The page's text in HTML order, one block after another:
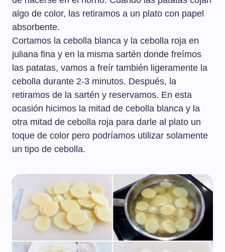
algo de color, las retiramos a un plato con papel
absorbente.
Cortamos la cebolla blanca y la cebolla roja en
juliana fina y en la misma sartén donde freímos
las patatas, vamos a freír también ligeramente la
cebolla durante 2-3 minutos. Después, la
retiramos de la sartén y reservamos. En esta
ocasión hicimos la mitad de cebolla blanca y la
otra mitad de cebolla roja para darle al plato un
toque de color pero podríamos utilizar solamente
un tipo de cebolla.